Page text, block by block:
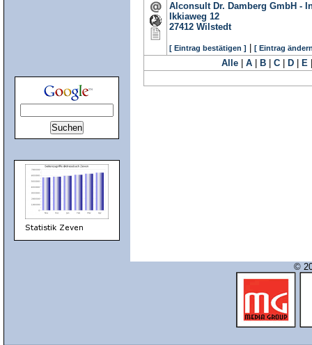
Alconsult Dr. Damberg GmbH -
Ikkiaweg 12
27412 Wilstedt
[ Eintrag bestätigen ] [ Eintrag
Alle A B C D E
©